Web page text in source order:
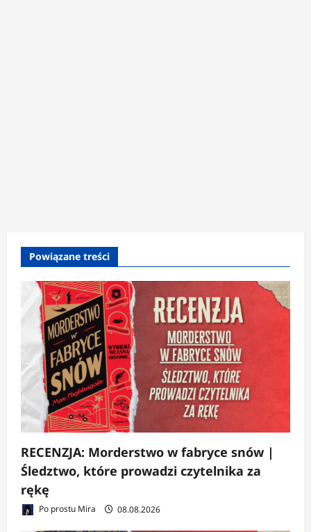
Powiązane treści
RECENZJA: Morderstwo w fabryce snów |
Śledztwo, które prowadzi czytelnika za
rękę
Po prostu Mira 08.08.2026